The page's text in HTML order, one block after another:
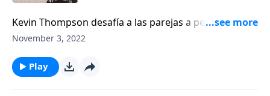
Kevin Thompson desafía a las parejas a pensar en su
relación de acuerdo a tres categorías: amigos, socios
prácticas y divertidas en que una pareja puede
desarrollar su amistad.
November 3, 2022
Play